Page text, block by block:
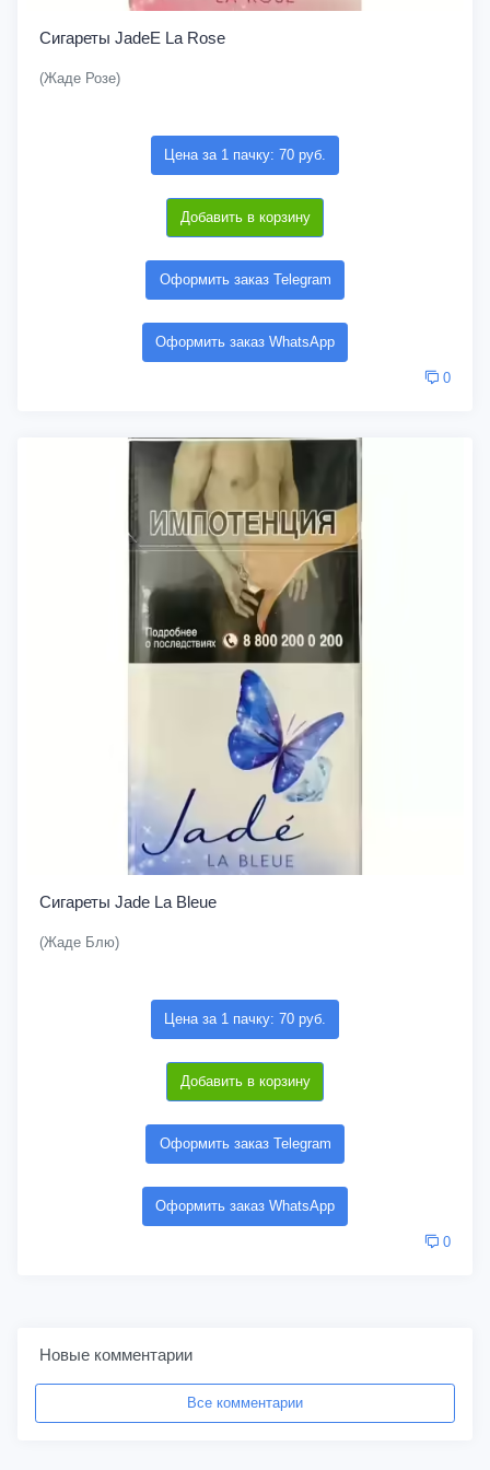
Сигареты JadeE La Rose
(Жаде Розе)
Цена за 1 пачку: 70 руб.
Добавить в корзину
Оформить заказ Telegram
Оформить заказ WhatsApp
0
Сигареты Jade La Bleue
(Жаде Блю)
Цена за 1 пачку: 70 руб.
Добавить в корзину
Оформить заказ Telegram
Оформить заказ WhatsApp
0
Новые комментарии
Все комментарии